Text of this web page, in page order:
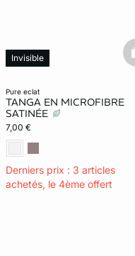
pure eclat
TANGA EN MICROFIBRE
SATINÉE
7,00 €
Derniers prix : 3 articles
achetés, le 4ème offert
Invisible